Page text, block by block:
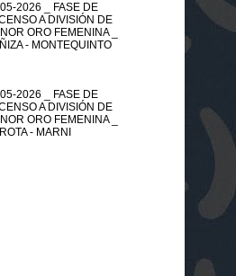
2026 _ FASE DE
A DIVISIÓN DE
ORO FEMENINA _
- MONTEQUINTO
2026 _ FASE DE
A DIVISIÓN DE
ORO FEMENINA _
- MARNI